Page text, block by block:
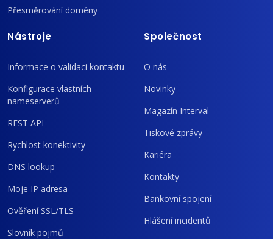
Přesměrování domény
Nástroje
Informace o validaci kontaktu
Konfigurace vlastních
nameserverů
REST API
Rychlost konektivity
DNS lookup
Moje IP adresa
Ověření SSL/TLS
Slovník pojmů
Společnost
O nás
Novinky
Magazín Interval
Tiskové zprávy
Kariéra
Kontakty
Bankovní spojení
Hlášení incidentů